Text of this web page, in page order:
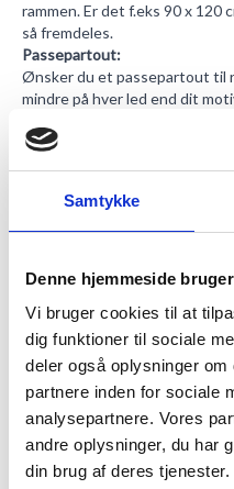
Samtykke
Denne hjemmeside
Vi bruger cookies til at
dig funktioner til sociale
deler også oplysninger
partnere inden for sociale
analysepartnere. Vores
andre oplysninger, du har
din brug af deres tjenester.
rammen. Er det f.eks 90 x 120
så fremdeles.
Passepartout:
Ønsker du et passepartout til
mindre på hver led end dit
Har du et motiv med meget
Hvor meget kant, der skal
smagssag og afhænger også
motiver 5 cm eller 7 cm men
har et motiv på 40 x 50 cm
hulmålet skal være 39 x 49 cm
Ydermålet på
rammen skal have.
Vi har
i 3 hvide
flotte farver.
Frontglas:
Her skal du vælge om du